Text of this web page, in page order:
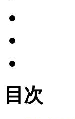
目次